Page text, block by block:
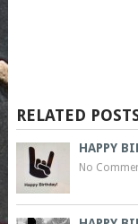
RELATED
HAPPY
No